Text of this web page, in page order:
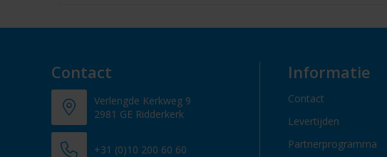
Contact
Verlengde Kerkweg 9
2981 GE Ridderkerk
+31 (0)10 200 60 60
Informatie
Contact
Levertijden
Partnerprogramma